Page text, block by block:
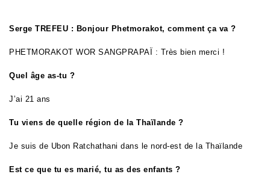
Serge TREFEU : Bonjour Phetmorakot, comment ça va ?
PHETMORAKOT WOR SANGPRAPAÏ : Très bien merci !
Quel âge as-tu ?
J’ai 21 ans
Tu viens de quelle région de la Thaïlande ?
Je suis de Ubon Ratchathani dans le nord-est de la Thaïlande
Est ce que tu es marié, tu as des enfants ?